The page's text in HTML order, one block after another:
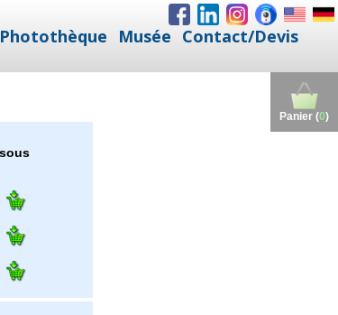
Photothèque Musée Contact/Devis